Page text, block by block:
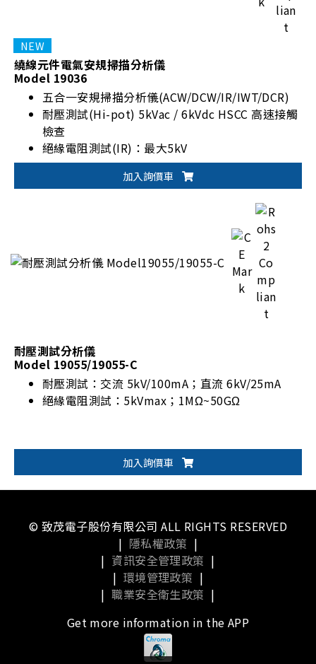
繞線元件電氣安規掃描分析儀
Model 19036
五合一安規掃描分析儀(ACW/DCW/IR/IWT/DCR)
耐壓測試(Hi-pot) 5kVac / 6kVdc HSCC 高速接觸
檢查
絕緣電阻測試(IR)：最大5kV
繞線元件脈衝測試(IWT)：脈衝測試高取樣率
加入詢價車
耐壓測試分析儀
Model 19055/19055-C
耐壓測試：交流 5kV/100mA；直流 6kV/25mA
絕緣電阻測試：5kVmax；1MΩ~50GΩ
加入詢價車
© 致茂電子股份有限公司 ALL RIGHTS RESERVED
| 隱私權政策 |
| 資訊安全管理政策 |
| 環境管理政策 |
| 職業安全衛生政策 |
Get more information in the APP